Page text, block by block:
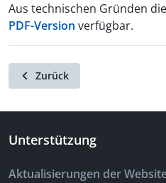
Aus technischen Gründen
PDF-Version verfügbar.
Zurück
Unterstützung
Aktualisierungen der